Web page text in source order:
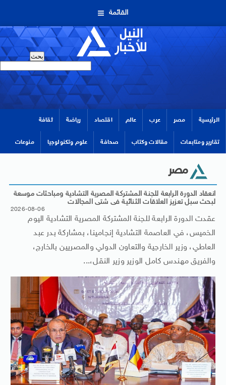
القائمة
الرئيسية مصر عرب عالم اقتصاد رياضة ثقافة
تقارير ومتابعات مقالات وكتاب صحافة علوم وتكنولوجيا منوعات
مصر
انعقاد الدورة الرابعة للجنة المشتركة المصرية التشادية ومباحثات موسعة
لبحث سبل تعزيز العلاقات الثنائية فى شتى المجالات
2026-08-06
عقدت الدورة الرابعة للجنة المشتركة المصرية التشادية اليوم
الخميس، في العاصمة التشادية إنجامينا، بمشاركة بدر عبد
العاطي، وزير الخارجية والتعاون الدولي والمصريين بالخارج،
والفريق مهندس كامل الوزير وزير النقل،...